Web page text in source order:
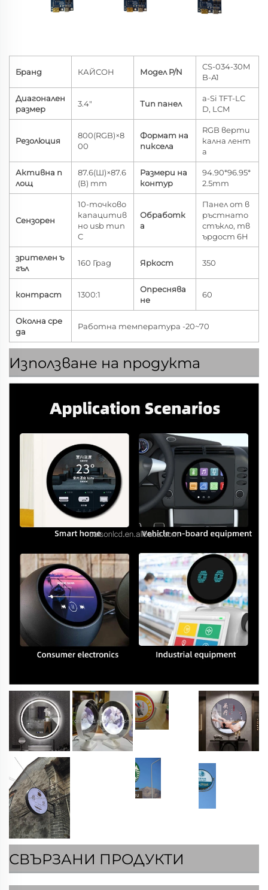
Бранд КАЙСОН Модел P/N
CS-034-30M
B-A1
Диагонален
размер
3.4" Тип панел
a-Si TFT-LC
D, LCM
Резолюция
800(RGB)×8
00
Формат на
пиксела
RGB верти
кална лент
а
Активна п
лощ
87.6(Ш)×87.6
(В) mm
Размери на
контур
94.90*96.95*
2.5mm
Сензорен
10-точково
капацитив
но usb тип
C
Обработк
а
Панел от в
ръстнато
стъкло, тв
ърдост 6H
зрителен ъ
гъл
160 Град Яркост 350
контраст 1300:1
Опреснява
не
60
Околна сре
да
Работна температура -20~70
Използване на продукта
СВЪРЗАНИ ПРОДУКТИ